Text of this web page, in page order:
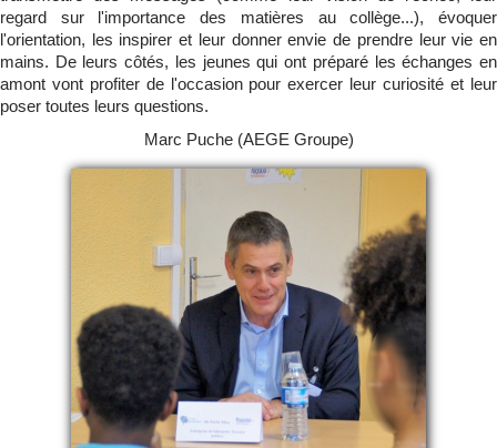
regard sur l'importance des matières au collège...), évoquer
l'orientation, les inspirer et leur donner envie de prendre leur vie en
mains. De leurs côtés, les jeunes qui ont préparé les échanges en
amont vont profiter de l'occasion pour exercer leur curiosité et leur
poser toutes leurs questions.
Marc Puche (AEGE Groupe)